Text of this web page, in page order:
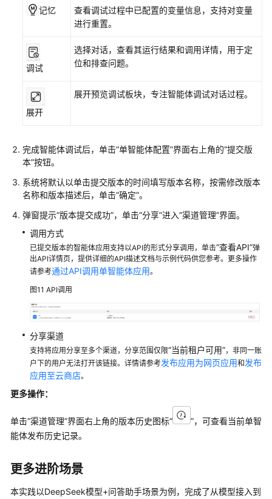
记忆
查看调试过程中已配置的变量信息，支持对变量
进行重置。
调试
选择对话，查看其运行结果和调用详情，用于定
位和排查问题。
展开
展开预览调试板块，专注智能体调试对话过程。
完成智能体调试后，单击“单智能体配置”界面右上角的“提交版
本”按钮。
系统将默认以单击提交版本的时间填写版本名称，按需修改版本
名称和版本描述后，单击“确定”。
弹窗提示“版本提交成功”，单击“分享”进入“渠道管理”界面。
调用方式
已提交版本的智能体应用支持以API的形式分享调用，单击“查看API”弹
出API详情页，提供详细的API描述文档与示例代码供您参考。更多操作
请参考通过API调用单智能体应用。
图11 API调用
分享渠道
支持将应用分享至多个渠道，分享范围仅限“当前租户可用”，非同一账
户下的用户无法打开该链接。详情请参考发布应用为网页应用和发布
应用至云商店。
更多操作：
单击“渠道管理”界面右上角的版本历史图标“ ”，可查看当前单智
能体发布历史记录。
更多进阶场景
本实践以DeepSeek模型+问答助手场景为例，完成了从模型接入到